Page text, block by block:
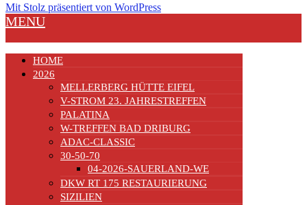
Mit Stolz präsentiert von WordPress
MENU
HOME
2026
MELLERBERG HÜTTE EIFEL
V-STROM 23. JAHRESTREFFEN
PALATINA
W-TREFFEN BAD DRIBURG
ADAC-CLASSIC
30-50-70
04-2026-SAUERLAND-WE
DKW RT 175 RESTAURIERUNG
SIZILIEN